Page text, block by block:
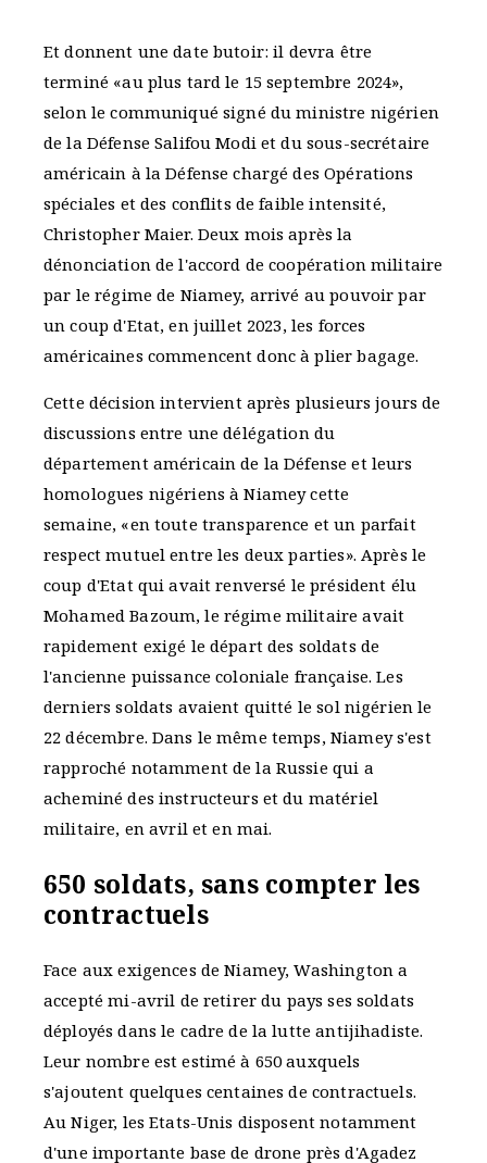
Et donnent une date butoir: il devra être
terminé «au plus tard le 15 septembre 2024»,
selon le communiqué signé du ministre nigérien
de la Défense Salifou Modi et du sous-secrétaire
américain à la Défense chargé des Opérations
spéciales et des conflits de faible intensité,
Christopher Maier. Deux mois après la
dénonciation de l'accord de coopération militaire
par le régime de Niamey, arrivé au pouvoir par
un coup d'Etat, en juillet 2023, les forces
américaines commencent donc à plier bagage.
Cette décision intervient après plusieurs jours de
discussions entre une délégation du
département américain de la Défense et leurs
homologues nigériens à Niamey cette
semaine, «en toute transparence et un parfait
respect mutuel entre les deux parties». Après le
coup d'Etat qui avait renversé le président élu
Mohamed Bazoum, le régime militaire avait
rapidement exigé le départ des soldats de
l'ancienne puissance coloniale française. Les
derniers soldats avaient quitté le sol nigérien le
22 décembre. Dans le même temps, Niamey s'est
rapproché notamment de la Russie qui a
acheminé des instructeurs et du matériel
militaire, en avril et en mai.
650 soldats, sans compter les
contractuels
Face aux exigences de Niamey, Washington a
accepté mi-avril de retirer du pays ses soldats
déployés dans le cadre de la lutte antijihadiste.
Leur nombre est estimé à 650 auxquels
s'ajoutent quelques centaines de contractuels.
Au Niger, les Etats-Unis disposent notamment
d'une importante base de drone près d'Agadez